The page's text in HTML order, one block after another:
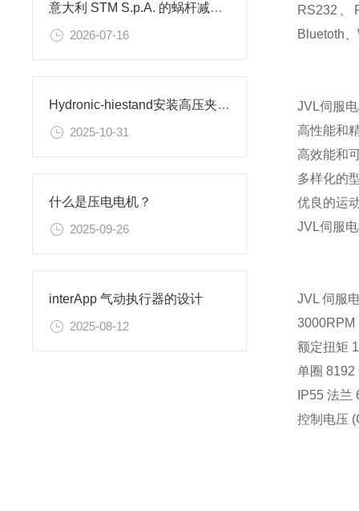
意大利 STM S.p.A. 的蜗杆减速机简介
2026-07-16
Hydronic-hiestand安装高压夹紧气缸的简短说明
2025-10-31
什么是压电电机？
2025-09-26
interApp 气动执行器的设计
2025-08-12
RS232、
Bluetoth
JVL伺服
高性能和
高效能和
多样化的
优良的运
JVL伺服
JVL 伺服
额定扭矩
单圈 8192
IP55 法兰
控制电压